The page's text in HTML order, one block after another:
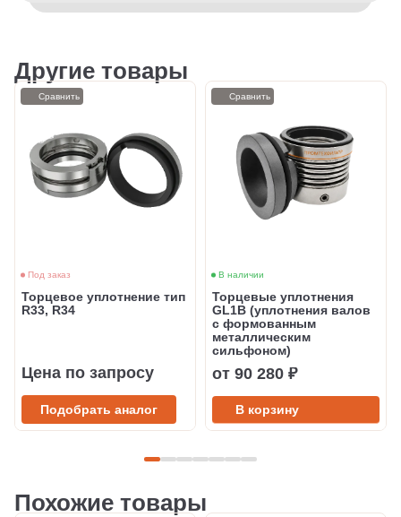
Другие товары
Под заказ
Торцевое уплотнение тип
R33, R34
Цена по запросу
Подобрать аналог
Сравнить
В наличии
Торцевые уплотнения
GL1B (уплотнения валов
с формованным
металлическим
сильфоном)
от 90 280 ₽
В корзину
Сравнить
Похожие товары